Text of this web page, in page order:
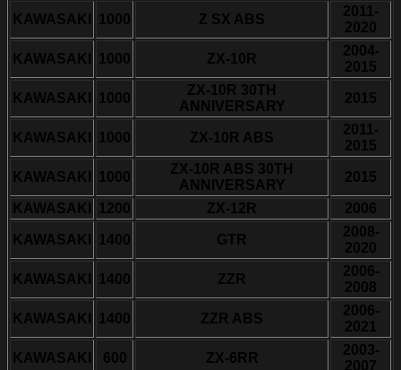
KAWASAKI 1000 Z SX ABS
2011-
2020
KAWASAKI 1000 ZX-10R
2004-
2015
KAWASAKI 1000
ZX-10R 30TH
ANNIVERSARY
2015
KAWASAKI 1000 ZX-10R ABS
2011-
2015
KAWASAKI 1000
ZX-10R ABS 30TH
ANNIVERSARY
2015
KAWASAKI 1200 ZX-12R 2006
KAWASAKI 1400 GTR
2008-
2020
KAWASAKI 1400 ZZR
2006-
2008
KAWASAKI 1400 ZZR ABS
2006-
2021
KAWASAKI 600 ZX-6RR
2003-
2007